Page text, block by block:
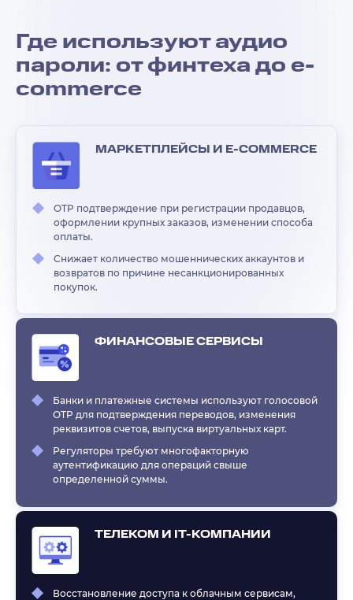
Где используют аудио
пароли: от финтеха до e-
commerce
МАРКЕТПЛЕЙСЫ И E-COMMERCE
OTP подтверждение при регистрации продавцов,
оформлении крупных заказов, изменении способа
оплаты.
Снижает количество мошеннических аккаунтов и
возвратов по причине несанкционированных
покупок.
ФИНАНСОВЫЕ СЕРВИСЫ
Банки и платежные системы используют голосовой
OTP для подтверждения переводов, изменения
реквизитов счетов, выпуска виртуальных карт.
Регуляторы требуют многофакторную
аутентификацию для операций свыше
определенной суммы.
ТЕЛЕКОМ И IT-КОМПАНИИ
Восстановление доступа к облачным сервисам,